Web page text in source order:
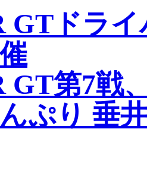
GTドラ
GT第7戦
ぷり 垂